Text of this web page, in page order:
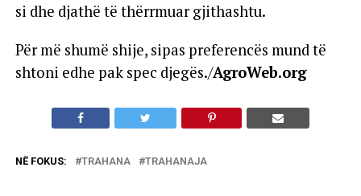
si dhe djathë të thërrmuar gjithashtu.
Për më shumë shije, sipas preferencës mund të
shtoni edhe pak spec djegës./AgroWeb.org
NË FOKUS: TRAHANA TRAHANAJA